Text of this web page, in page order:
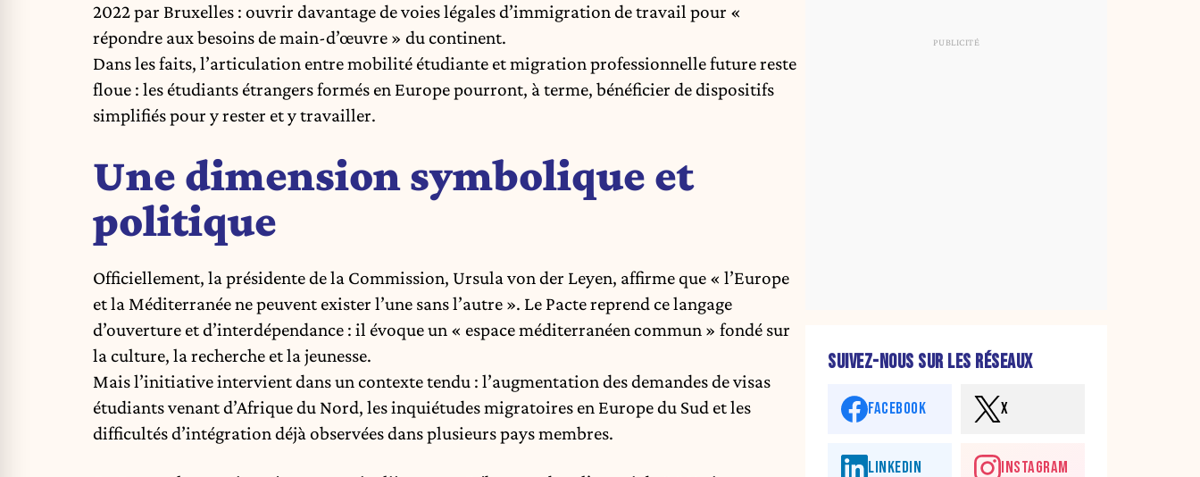
2022 par Bruxelles : ouvrir davantage de voies légales d’immigration de travail pour «
répondre aux besoins de main-d’œuvre » du continent.
Dans les faits, l’articulation entre mobilité étudiante et migration professionnelle future reste
floue : les étudiants étrangers formés en Europe pourront, à terme, bénéficier de dispositifs
simplifiés pour y rester et y travailler.
Une dimension symbolique et
politique
Officiellement, la présidente de la Commission, Ursula von der Leyen, affirme que « l’Europe
et la Méditerranée ne peuvent exister l’une sans l’autre ». Le Pacte reprend ce langage
d’ouverture et d’interdépendance : il évoque un « espace méditerranéen commun » fondé sur
la culture, la recherche et la jeunesse.
Mais l’initiative intervient dans un contexte tendu : l’augmentation des demandes de visas
étudiants venant d’Afrique du Nord, les inquiétudes migratoires en Europe du Sud et les
difficultés d’intégration déjà observées dans plusieurs pays membres.
SUIVEZ-NOUS SUR LES RÉSEAUX
FACEBOOK X
LINKEDIN INSTAGRAM